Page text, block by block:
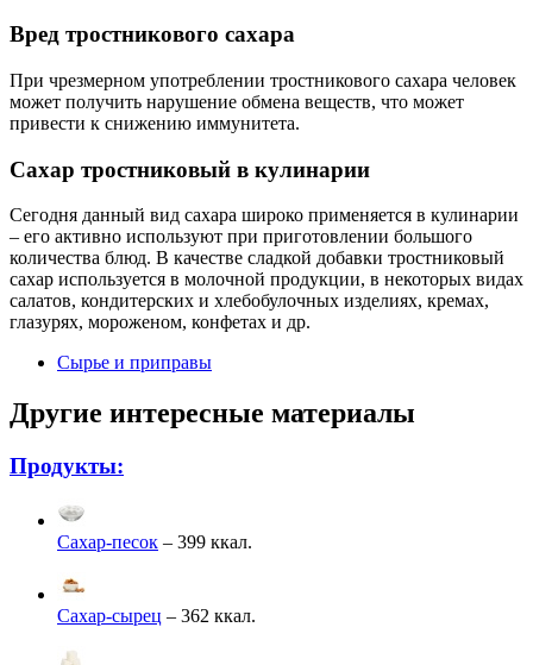
Вред тростникового сахара
При чрезмерном употреблении тростникового сахара человек
может получить нарушение обмена веществ, что может
привести к снижению иммунитета.
Сахар тростниковый в кулинарии
Сегодня данный вид сахара широко применяется в кулинарии
– его активно используют при приготовлении большого
количества блюд. В качестве сладкой добавки тростниковый
сахар используется в молочной продукции, в некоторых видах
салатов, кондитерских и хлебобулочных изделиях, кремах,
глазурях, мороженом, конфетах и др.
Сырье и приправы
Другие интересные материалы
Продукты:
Сахар-песок – 399 ккал.
Сахар-сырец – 362 ккал.